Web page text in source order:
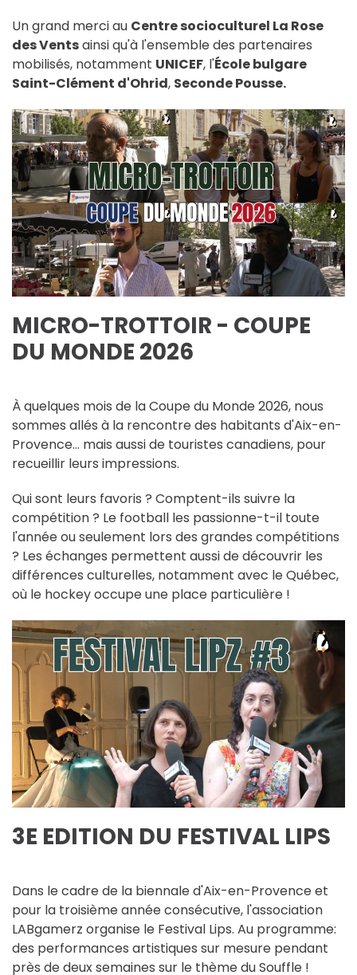
Un grand merci au Centre socioculturel La Rose
des Ventsainsi qu'à l'ensemble des partenaires
mobilisés, notamment UNICEF, l'École bulgare
Saint-Clément d'Ohrid, Seconde Pousse.
MICRO-TROTTOIR - COUPE
DU MONDE 2026
À quelques mois de la Coupe du Monde 2026, nous
sommes allés à la rencontre des habitants d'Aix-en-
Provence… mais aussi de touristes canadiens, pour
recueillir leurs impressions.
Qui sont leurs favoris ? Comptent-ils suivre la
compétition ? Le football les passionne-t-il toute
l'année ou seulement lors des grandes compétitions
? Les échanges permettent aussi de découvrir les
différences culturelles, notamment avec le Québec,
où le hockey occupe une place particulière !
3E EDITION DU FESTIVAL LIPS
Dans le cadre de la biennale d'Aix-en-Provence et
pour la troisième année consécutive, l'association
LABgamerz organise le Festival Lips. Au programme:
des performances artistiques sur mesure pendant
près de deux semaines sur le thème du Souffle !